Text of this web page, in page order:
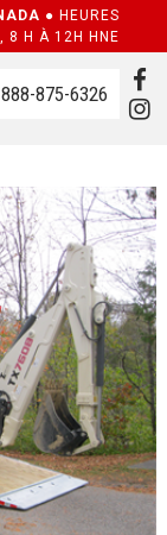
● HEURES
8 H À 12H HNE
888-875-6326